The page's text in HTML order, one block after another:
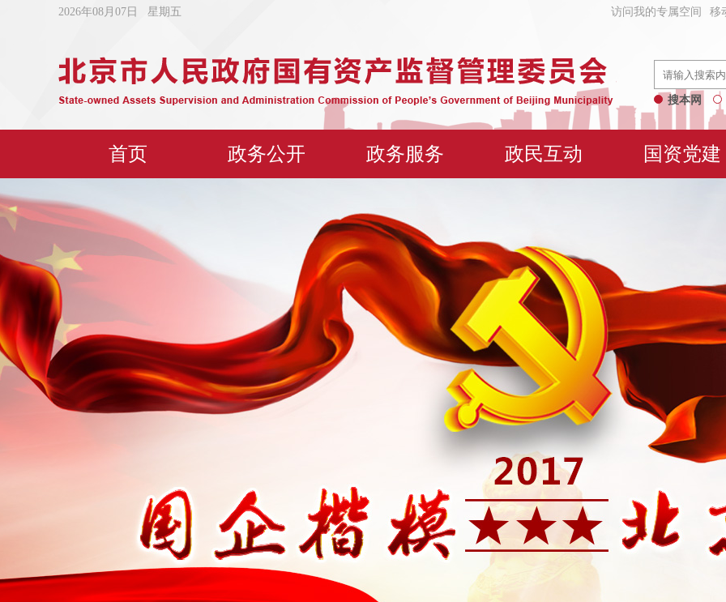
2026年08月07日 星期五 访问我的专属空间 移
搜本网
首页 政务公开 政务服务 政民互动 国资党建